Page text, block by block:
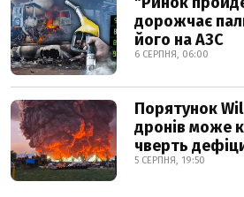
дорожчає
його на АЗС
6 СЕРПНЯ, 06:00
Порятунок
дронів може
чверть
5 СЕРПНЯ, 19:50